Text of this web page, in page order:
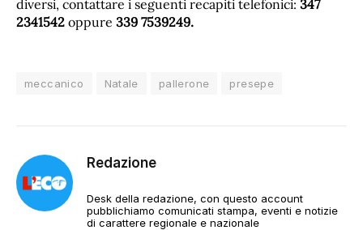
diversi, contattare i seguenti recapiti telefonici: 347
2341542 oppure 339 7539249.
meccanico Natale pallerone presepe
Redazione
Desk della redazione, con questo account
pubblichiamo comunicati stampa, eventi e notizie
di carattere regionale e nazionale